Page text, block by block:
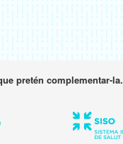
pretén complementar-la.